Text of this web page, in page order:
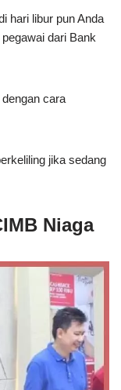
hari libur pun Anda
dari Bank
cara
jika sedang
Niaga